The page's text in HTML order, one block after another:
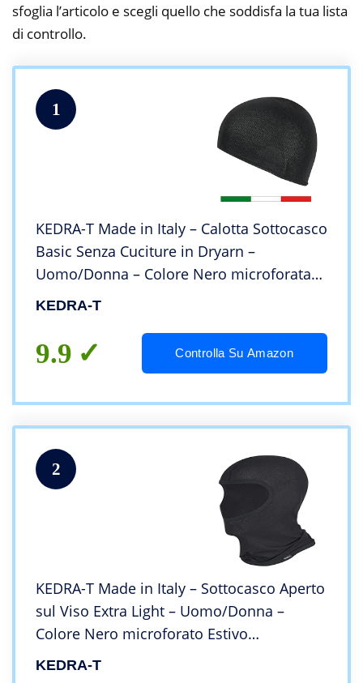
sfoglia l’articolo e scegli quello che soddisfa la tua lista
di controllo.
1
KEDRA-T Made in Italy – Calotta Sottocasco
Basic Senza Cuciture in Dryarn –
Uomo/Donna – Colore Nero microforata
Estiva
KEDRA-T
9.9 Controlla Su Amazon
2
KEDRA-T Made in Italy – Sottocasco Aperto
sul Viso Extra Light – Uomo/Donna –
Colore Nero microforato Estivo…
KEDRA-T